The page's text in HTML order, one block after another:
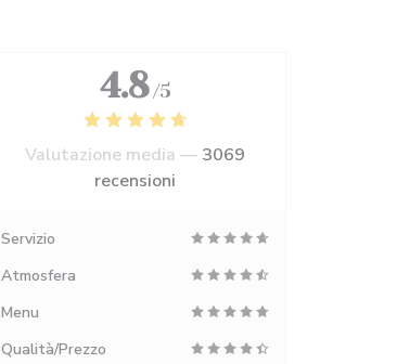
4.8 /5
Valutazione media — 3069
recensioni
Servizio
Atmosfera
Menu
Qualità/Prezzo